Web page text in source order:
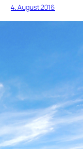
4. August 2016